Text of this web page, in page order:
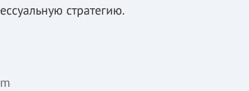
стратегию.